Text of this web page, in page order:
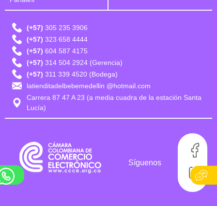
(+57) 305 235 3906
(+57) 323 658 4444
(+57) 604 587 4175
(+57) 314 504 2924 (Gerencia)
(+57) 311 339 4520 (Bodega)
latienditadelbebemedellin @hotmail.com
Carrera 87 47 A 23 (a media cuadra de la estación Santa
Lucía)
Síguenos